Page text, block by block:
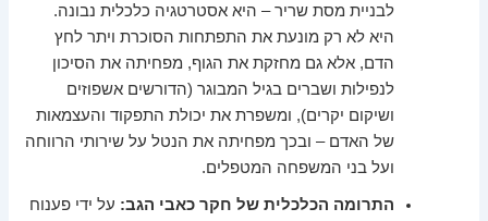
לבניית מסת שריר – היא אסטרטגיה כלכלית נבונה.
היא לא רק מונעת את התפתחות הסוכרת ויתר לחץ
הדם, אלא גם מחזקת את הגוף, מפחיתה את הסיכון
לנפילות ושברים בגיל המבוגר (הדורשים אשפוזים
ושיקום יקרים), ומשפרת את יכולת התפקוד והעצמאות
של האדם – ובכך מפחיתה את הנטל על שירותי הרווחה
ועל בני המשפחה המטפלים.
התרומה הכלכלית של חקר כאבי הגב: על ידי פענוח